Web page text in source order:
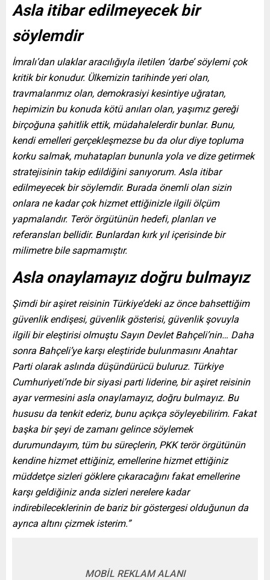
Asla itibar edilmeyecek bir
söylemdir
İmralı’dan ulaklar aracılığıyla iletilen ‘darbe’ söylemi çok
kritik bir konudur. Ülkemizin tarihinde yeri olan,
travmalarımız olan, demokrasiyi kesintiye uğratan,
hepimizin bu konuda kötü anıları olan, yaşımız gereği
birçoğuna şahitlik ettik, müdahalelerdir bunlar. Bunu,
kendi emelleri gerçekleşmezse bu da olur diye topluma
korku salmak, muhatapları bununla yola ve dize getirmek
stratejisinin takip edildiğini sanıyorum. Asla itibar
edilmeyecek bir söylemdir. Burada önemli olan sizin
onlara ne kadar çok hizmet ettiğinizle ilgili ölçüm
yapmalarıdır. Terör örgütünün hedefi, planları ve
referansları bellidir. Bunlardan kırk yıl içerisinde bir
milimetre bile sapmamıştır.
Asla onaylamayız doğru bulmayız
Şimdi bir aşiret reisinin Türkiye’deki az önce bahsettiğim
güvenlik endişesi, güvenlik gösterisi, güvenlik şovuyla
ilgili bir eleştirisi olmuştu Sayın Devlet Bahçeli’nin… Daha
sonra Bahçeli’ye karşı eleştiride bulunmasını Anahtar
Parti olarak aslında düşündürücü buluruz. Türkiye
Cumhuriyeti’nde bir siyasi parti liderine, bir aşiret reisinin
ayar vermesini asla onaylamayız, doğru bulmayız. Bu
hususu da tenkit ederiz, bunu açıkça söyleyebilirim. Fakat
başka bir şeyi de zamanı gelince söylemek
durumundayım, tüm bu süreçlerin, PKK terör örgütünün
kendine hizmet ettiğiniz, emellerine hizmet ettiğiniz
müddetçe sizleri göklere çıkaracağını fakat emellerine
karşı geldiğiniz anda sizleri nerelere kadar
indirebileceklerinin de bariz bir göstergesi olduğunun da
ayrıca altını çizmek isterim.”
MOBİL REKLAM ALANI